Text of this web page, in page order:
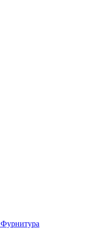
Фурнитура